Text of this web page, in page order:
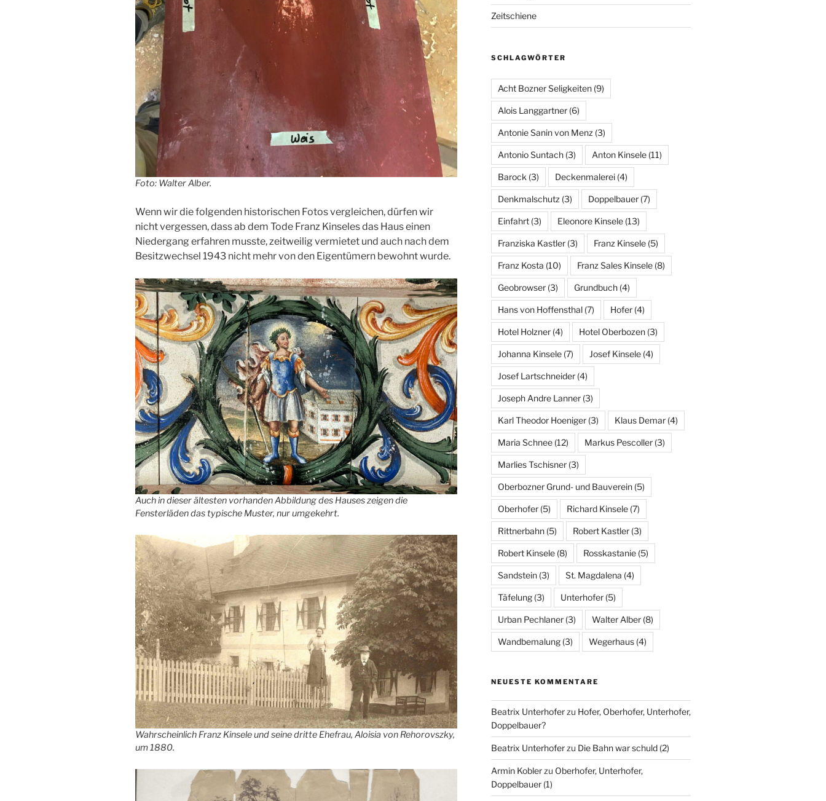
Foto: Walter Alber.
Wenn wir die folgenden historischen Fotos vergleichen, dürfen wir
nicht vergessen, dass ab dem Tode Franz Kinseles das Haus einen
Niedergang erfahren musste, zeitweilig vermietet und auch nach dem
Besitzwechsel 1943 nicht mehr von den Eigentümern bewohnt wurde.
Auch in dieser ältesten vorhanden Abbildung des Hauses zeigen die
Fensterläden das typische Muster, nur umgekehrt.
Wahrscheinlich Franz Kinsele und seine dritte Ehefrau, Aloisia von Rehorovszky,
um 1880.
Zeitschiene
SCHLAGWÖRTER
Acht Bozner Seligkeiten(9)
Alois Langgartner(6)
Antonie Sanin von Menz (3)
Antonio Suntach(3) Anton Kinsele(11)
Barock (3) Deckenmalerei(4)
Denkmalschutz (3) Doppelbauer(7)
Einfahrt(3) Eleonore Kinsele(13)
Franziska Kastler(3) Franz Kinsele(5)
Franz Kosta (10) Franz Sales Kinsele(8)
Geobrowser(3) Grundbuch(4)
Hans von Hoffensthal(7) Hofer(4)
Hotel Holzner(4) Hotel Oberbozen(3)
Johanna Kinsele(7) Josef Kinsele(4)
Josef Lartschneider(4)
Joseph Andre Lanner(3)
Karl Theodor Hoeniger(3) Klaus Demar(4)
Maria Schnee(12) Markus Pescoller(3)
Marlies Tschisner(3)
Oberbozner Grund- und Bauverein(5)
Oberhofer(5) Richard Kinsele(7)
Rittnerbahn(5) Robert Kastler(3)
Robert Kinsele(8) Rosskastanie(5)
Sandstein(3) St. Magdalena (4)
Täfelung(3) Unterhofer(5)
Urban Pechlaner(3) Walter Alber(8)
Wandbemalung(3) Wegerhaus(4)
NEUESTE KOMMENTARE
Beatrix Unterhoferzu Hofer, Oberhofer, Unterhofer,
Doppelbauer?
Beatrix Unterhoferzu Die Bahn war schuld (2)
Armin Koblerzu Oberhofer, Unterhofer,
Doppelbauer (1)